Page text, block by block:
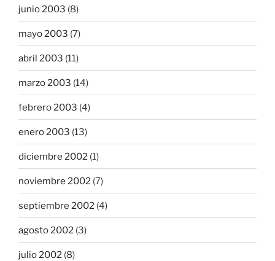
junio 2003 (8)
mayo 2003 (7)
abril 2003 (11)
marzo 2003 (14)
febrero 2003 (4)
enero 2003 (13)
diciembre 2002 (1)
noviembre 2002 (7)
septiembre 2002 (4)
agosto 2002 (3)
julio 2002 (8)